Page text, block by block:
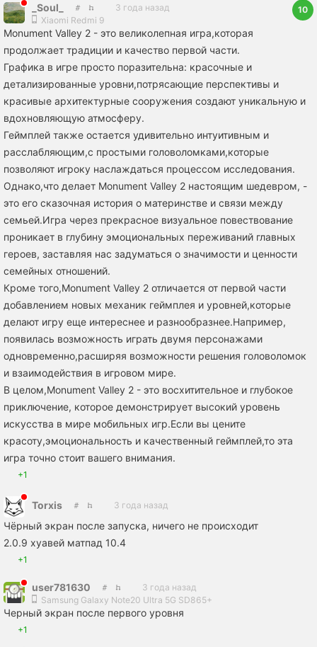
_Soul_
3 года назад
Xiaomi Redmi 9
10
Monument Valley 2 - это великолепная игра,которая
продолжает традиции и качество первой части.
Графика в игре просто поразительна: красочные и
детализированные уровни,потрясающие перспективы и
красивые архитектурные сооружения создают уникальную и
вдохновляющую атмосферу.
Геймплей также остается удивительно интуитивным и
расслабляющим,с простыми головоломками,которые
позволяют игроку наслаждаться процессом исследования.
Однако,что делает Monument Valley 2 настоящим шедевром, -
это его сказочная история о материнстве и связи между
семьей.Игра через прекрасное визуальное повествование
проникает в глубину эмоциональных переживаний главных
героев, заставляя нас задуматься о значимости и ценности
семейных отношений.
Кроме того,Monument Valley 2 отличается от первой части
добавлением новых механик геймплея и уровней,которые
делают игру еще интереснее и разнообразнее.Например,
появилась возможность играть двумя персонажами
одновременно,расширяя возможности решения головоломок
и взаимодействия в игровом мире.
В целом,Monument Valley 2 - это восхитительное и глубокое
приключение, которое демонстрирует высокий уровень
искусства в мире мобильных игр.Если вы цените
красоту,эмоциональность и качественный геймплей,то эта
игра точно стоит вашего внимания.
+1
Torxis 3 года назад
Чёрный экран после запуска, ничего не происходит
2.0.9 хуавей матпад 10.4
+1
user781630
3 года назад
Samsung Galaxy Note20 Ultra 5G SD865+
Черный экран после первого уровня
+1